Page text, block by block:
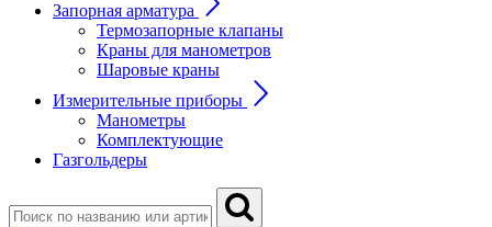
Запорная арматура
Термозапорные клапаны
Краны для манометров
Шаровые краны
Измерительные приборы
Манометры
Комплектующие
Газгольдеры